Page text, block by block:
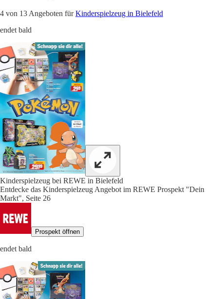
4 von 13 Angeboten fürKinderspielzeug in Bielefeld
endet bald
Kinderspielzeug bei REWE in Bielefeld
Entdecke das Kinderspielzeug Angebot im REWE Prospekt "Dein
Markt", Seite 26
Prospekt öffnen
endet bald